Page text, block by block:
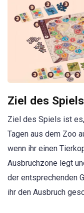
Ziel des Spiels
Ziel des Spiels ist
Tagen aus dem Zoo
wenn ihr einen
Ausbruchzone legt
der entsprechenden
ihr den Ausbruch